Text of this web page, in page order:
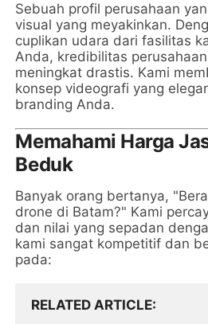
Sebuah profil perusahaan
visual yang meyakinkan.
cuplikan udara dari fasilitas
Anda, kredibilitas
meningkat drastis. Kami
konsep videografi yang
branding Anda.
Memahami Harga
Beduk
Banyak orang bertanya,
drone di Batam?" Kami
dan nilai yang sepadan
kami sangat kompetitif dan
pada:
RELATED ARTICLE